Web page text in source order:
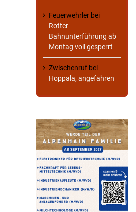
Feuerwehrler bei
Rotter
Bahnunterführung ab
Montag voll gesperrt
Zwischenruf bei
Hoppala, angefahren